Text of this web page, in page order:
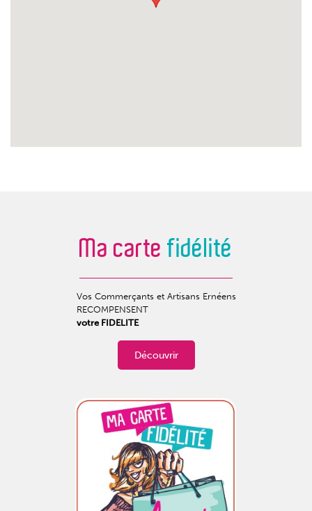
Ma carte fidélité
Vos Commerçants et Artisans Ernéens
RECOMPENSENT
votre FIDELITE
Découvrir